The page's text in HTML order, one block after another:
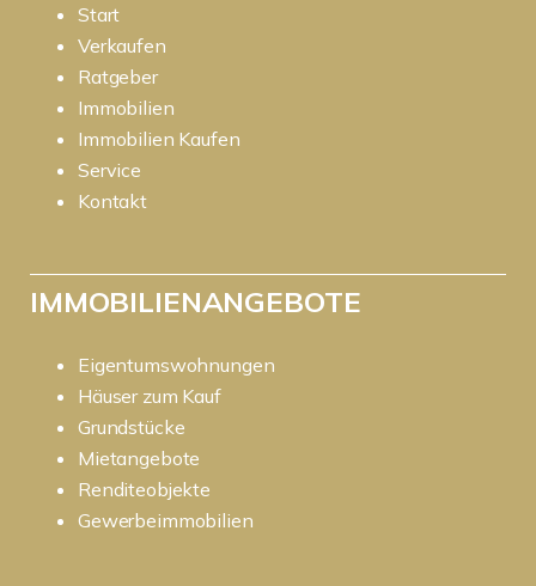
Start
Verkaufen
Ratgeber
Immobilien
Immobilien Kaufen
Service
Kontakt
IMMOBILIENANGEBOTE
Eigentumswohnungen
Häuser zum Kauf
Grundstücke
Mietangebote
Renditeobjekte
Gewerbeimmobilien